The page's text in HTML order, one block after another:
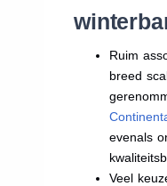
Ruim
breed
evenals
Veel